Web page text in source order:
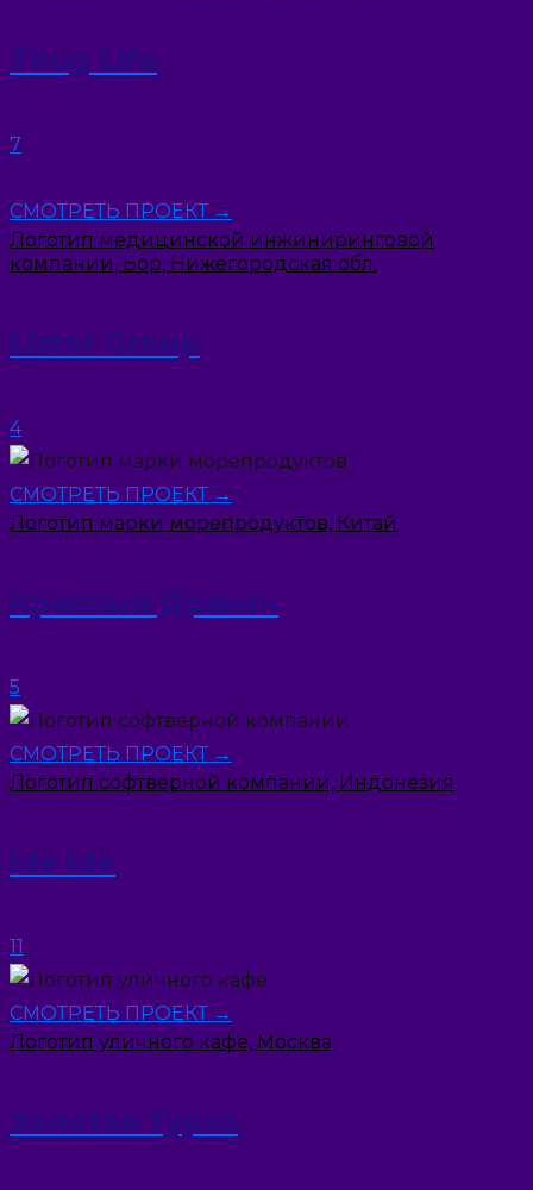
Thug Life
7
СМОТРЕТЬ ПРОЕКТ →
Логотип медицинской инжиниринговой
компании, Бор, Нижегородская обл.
Lister Group
4
СМОТРЕТЬ ПРОЕКТ →
Логотип марки морепродуктов, Китай
Красный Дракон
5
СМОТРЕТЬ ПРОЕКТ →
Логотип софтверной компании, Индонезия
Ide Ide
11
СМОТРЕТЬ ПРОЕКТ →
Логотип уличного кафе, Москва
Золотая Турка